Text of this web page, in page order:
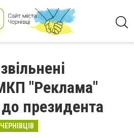
"Реклама"
президента